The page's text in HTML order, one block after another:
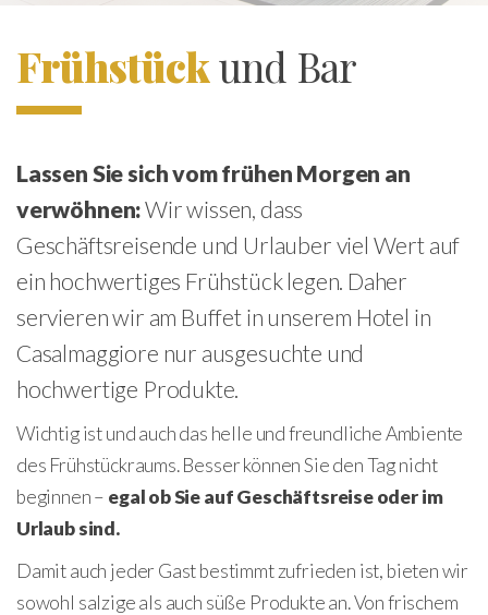
Frühstückund Bar
Lassen Sie sich vom frühen Morgen an
verwöhnen:Wir wissen, dass
Geschäftsreisende und Urlauber viel Wert auf
ein hochwertiges Frühstück legen. Daher
servieren wir am Buffet in unserem Hotel in
Casalmaggiore nur ausgesuchte und
hochwertige Produkte.
Wichtig ist und auch das helle und freundliche Ambiente
des Frühstückraums. Besser können Sie den Tag nicht
beginnen – egal ob Sie auf Geschäftsreise oder im
Urlaub sind.
Damit auch jeder Gast bestimmt zufrieden ist, bieten wir
sowohl salzige als auch süße Produkte an. Von frischem